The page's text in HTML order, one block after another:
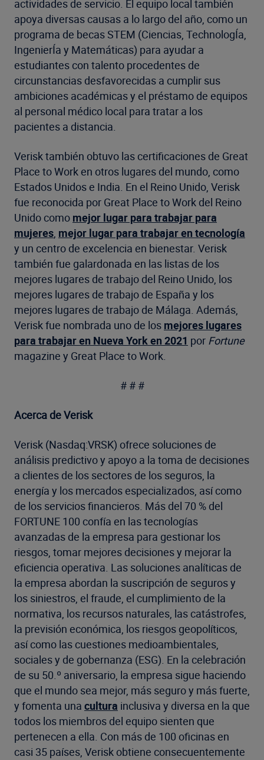
actividades de servicio. El equipo local también
apoya diversas causas a lo largo del año, como un
programa de becas STEM (Ciencias, TechnologÍa,
IngenierÍa y Matemáticas) para ayudar a
estudiantes con talento procedentes de
circunstancias desfavorecidas a cumplir sus
ambiciones académicas y el préstamo de equipos
al personal médico local para tratar a los
pacientes a distancia.
Verisk también obtuvo las certificaciones de Great
Place to Work en otros lugares del mundo, como
Estados Unidos e India. En el Reino Unido, Verisk
fue reconocida por Great Place to Work del Reino
Unido como mejor lugar para trabajar para
mujeres, mejor lugar para trabajar en tecnología
y un centro de excelencia en bienestar. Verisk
también fue galardonada en las listas de los
mejores lugares de trabajo del Reino Unido, los
mejores lugares de trabajo de España y los
mejores lugares de trabajo de Málaga. Además,
Verisk fue nombrada uno de los mejores lugares
para trabajar en Nueva York en 2021 por Fortune
magazine y Great Place to Work.
# # #
Acerca de Verisk
Verisk (Nasdaq:VRSK) ofrece soluciones de
análisis predictivo y apoyo a la toma de decisiones
a clientes de los sectores de los seguros, la
energía y los mercados especializados, así como
de los servicios financieros. Más del 70 % del
FORTUNE 100 confía en las tecnologías
avanzadas de la empresa para gestionar los
riesgos, tomar mejores decisiones y mejorar la
eficiencia operativa. Las soluciones analíticas de
la empresa abordan la suscripción de seguros y
los siniestros, el fraude, el cumplimiento de la
normativa, los recursos naturales, las catástrofes,
la previsión económica, los riesgos geopolíticos,
así como las cuestiones medioambientales,
sociales y de gobernanza (ESG). En la celebración
de su 50.º aniversario, la empresa sigue haciendo
que el mundo sea mejor, más seguro y más fuerte,
y fomenta una cultura inclusiva y diversa en la que
todos los miembros del equipo sienten que
pertenecen a ella. Con más de 100 oficinas en
casi 35 países, Verisk obtiene consecuentemente